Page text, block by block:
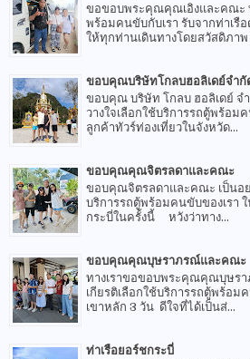
ขอขอบพระคุณคุณเอิงและคณะ
พร้อมคนขับกับเรา รับจากท่าเรื
ให้ทุกท่านเดินทางโดยสวัสดิภาพ
ขอบคุณบริษัทโกลบฮอลิเดย์จำกั
ขอบคุณ บริษัท โกลบ ฮอลิเดย์ จ
วางใจเลือกใช้บริการรถตู้พร้อม
ลูกค้าทัวร์ท่องเที่ยวในจังหวัด...
ขอบคุณคุณจิตรลดาและคณะ
ขอบคุณจิตรลดาและคณะ เป็นอย่
บริการรถตู้พร้อมคนขับของเรา
กระบี่ในครั้งนี้ หวังว่าทาง...
ขอบคุณคุณบุษราภรณ์และคณะ
ทางเราขอขอบพระคุณคุณบุษร
เกียรติเลือกใช้บริการรถตู้พร้อม
เขาหลัก 3 วัน ดีใจที่ได้เป็นส่...
ท่าเรือยอร์ชกระบี่